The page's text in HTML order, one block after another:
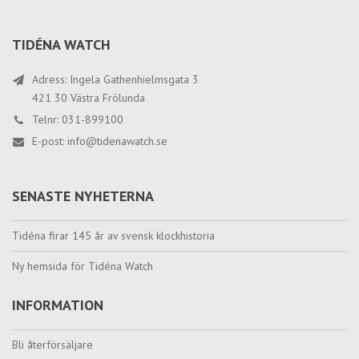
TIDÉNA WATCH
Adress: Ingela Gathenhielmsgata 3
421 30 Västra Frölunda
Telnr: 031-899100
E-post: info@tidenawatch.se
SENASTE NYHETERNA
Tidéna firar 145 år av svensk klockhistoria
Ny hemsida för Tidéna Watch
INFORMATION
Bli återförsäljare